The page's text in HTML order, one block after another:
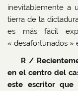
inevitablemente a
tierra de la
es más fácil
« desafortunados »
R /
en el centro del
este escritor